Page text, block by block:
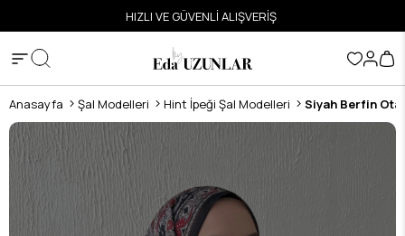
HIZLI VE GÜVENLİ ALIŞVERİŞ
Anasayfa Şal Modelleri Hint İpeği Şal Modelleri Siyah Berfin